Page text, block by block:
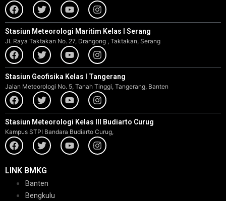
Stasiun Meteorologi Maritim Kelas I Serang
Jl. Raya Taktakan No. 27, Drangong , Taktakan, Serang
Stasiun Geofisika Kelas I Tangerang
Jalan Meteorologi No. 5, Tanah Tinggi, Tangerang, Banten
Stasiun Meteorologi Kelas III Budiarto Curug
Kampus STPI Bandara Budiarto Curug,
LINK BMKG
Banten
Bengkulu